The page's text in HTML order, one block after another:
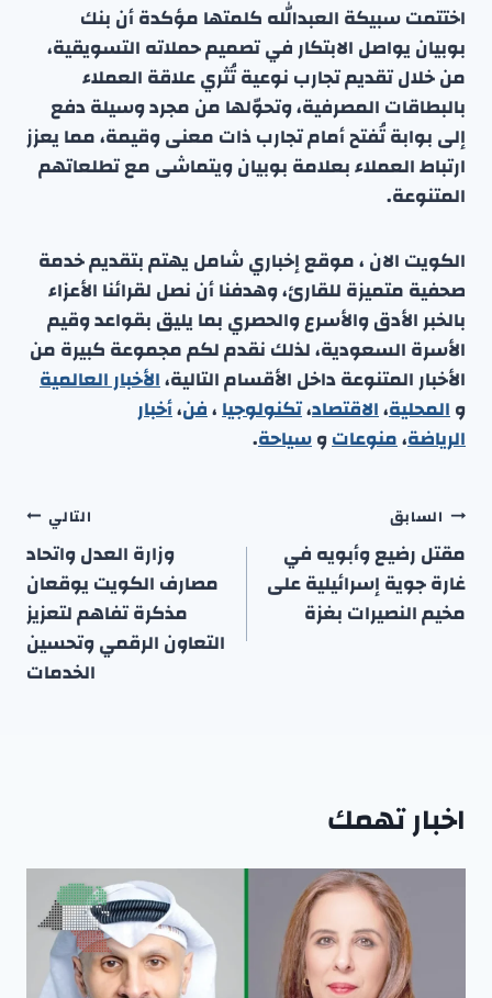
اختتمت سبيكة العبدالله كلمتها مؤكدة أن بنك
بوبيان يواصل الابتكار في تصميم حملاته التسويقية،
من خلال تقديم تجارب نوعية تُثري علاقة العملاء
بالبطاقات المصرفية، وتحوّلها من مجرد وسيلة دفع
إلى بوابة تُفتح أمام تجارب ذات معنى وقيمة، مما يعزز
ارتباط العملاء بعلامة بوبيان ويتماشى مع تطلعاتهم
المتنوعة.
الكويت الان ، موقع إخباري شامل يهتم بتقديم خدمة
صحفية متميزة للقارئ، وهدفنا أن نصل لقرائنا الأعزاء
بالخبر الأدق والأسرع والحصري بما يليق بقواعد وقيم
الأسرة السعودية، لذلك نقدم لكم مجموعة كبيرة من
الأخبار المتنوعة داخل الأقسام التالية،الأخبار العالمية
والمحلية،الاقتصاد،تكنولوجيا،فن،أخبار
الرياضة،منوعاتوسياحة.
تصفّح
المقالات
السابق
مقتل رضيع وأبويه في
غارة جوية إسرائيلية على
مخيم النصيرات بغزة
التالي
وزارة العدل واتحاد
مصارف الكويت يوقعان
مذكرة تفاهم لتعزيز
التعاون الرقمي وتحسين
الخدمات
اخبار تهمك